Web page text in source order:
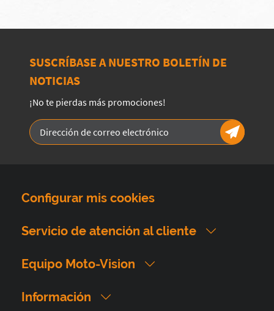
SUSCRÍBASE A NUESTRO BOLETÍN DE
NOTICIAS
¡No te pierdas más promociones!
Configurar mis cookies
Servicio de atención al cliente
Equipo Moto-Vision
Información